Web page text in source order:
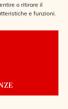
o ritirare il
e funzioni.